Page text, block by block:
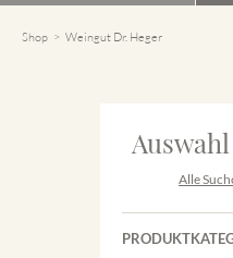
Shop Weingut Dr. Heger
Alle